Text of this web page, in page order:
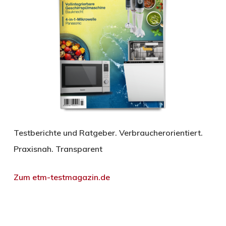
Testberichte und Ratgeber. Verbraucherorientiert.
Praxisnah. Transparent
Zum etm-testmagazin.de